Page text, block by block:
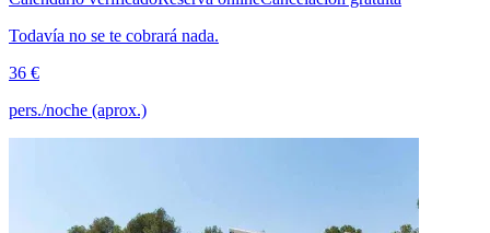
Todavía no se te cobrará nada.
36 €
pers./noche (aprox.)